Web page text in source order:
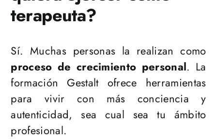
terapeuta?
Sí. Muchas personas la realizan como
proceso de crecimiento personal. La
formación Gestalt ofrece herramientas
para vivir con más conciencia y
autenticidad, sea cual sea tu ámbito
profesional.